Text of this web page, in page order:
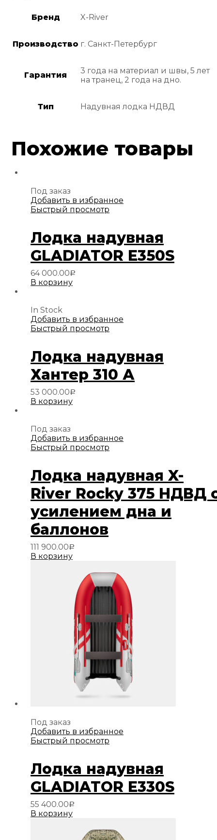
Бренд X-River
Производство г. Санкт-Петербург
Гарантия
3 года на материал и швы, 5 лет
на транец, 2 года на дно.
Тип Надувная лодка НДВД
Похожие товары
Под заказ
Добавить в избранное
Быстрый просмотр
Лодка надувная
GLADIATOR E350S
64 000.00Р
В корзину
In Stock
Добавить в избранное
Быстрый просмотр
Лодка надувная
Хантер 310 А
53 000.00Р
В корзину
Под заказ
Добавить в избранное
Быстрый просмотр
Лодка надувная X-
River Rocky 375 НДВД
усилением дна и
баллонов
111 900.00Р
В корзину
Под заказ
Добавить в избранное
Быстрый просмотр
Лодка надувная
GLADIATOR E330S
55 400.00Р
В корзину